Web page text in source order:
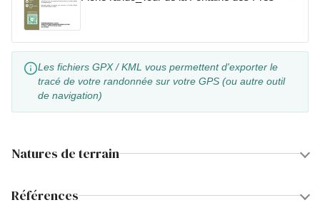
Les fichiers GPX / KML vous permettent d'exporter le
tracé de votre randonnée sur votre GPS (ou autre outil
de navigation)
Natures de terrain
Références